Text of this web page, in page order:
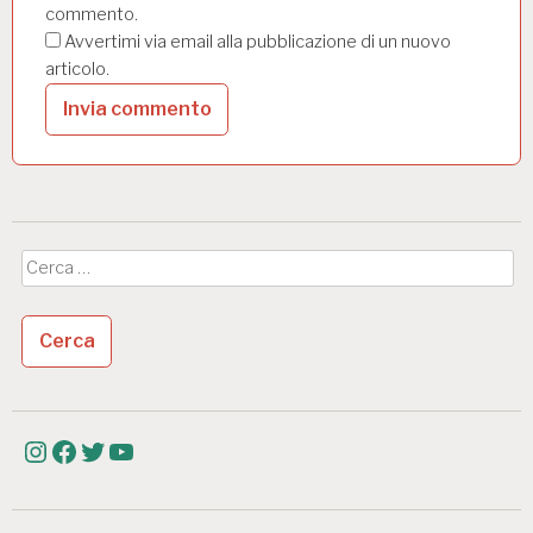
commento.
Avvertimi via email alla pubblicazione di un nuovo
articolo.
Ricerca
per:
Instagram
Facebook
Twitter
YouTube